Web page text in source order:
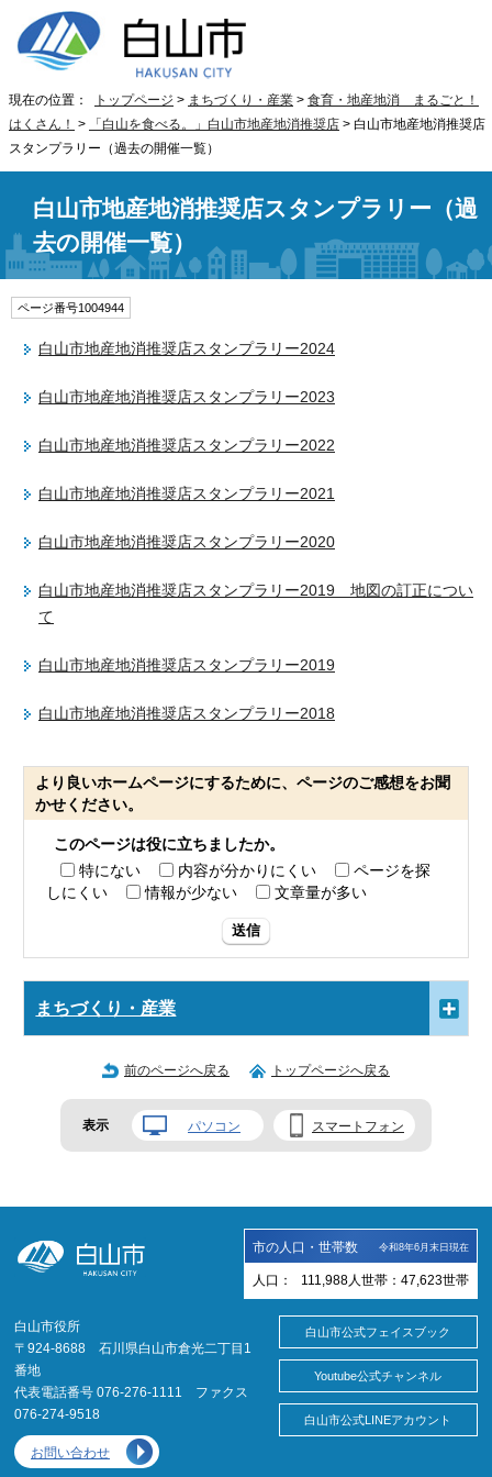
現在の位置： トップページ > まちづくり・産業 > 食育・地産地消 まるごと！
はくさん！ > 「白山を食べる。」白山市地産地消推奨店 > 白山市地産地消推奨店
スタンプラリー（過去の開催一覧）
白山市地産地消推奨店スタンプラリー（過
去の開催一覧）
ページ番号1004944
白山市地産地消推奨店スタンプラリー2024
白山市地産地消推奨店スタンプラリー2023
白山市地産地消推奨店スタンプラリー2022
白山市地産地消推奨店スタンプラリー2021
白山市地産地消推奨店スタンプラリー2020
白山市地産地消推奨店スタンプラリー2019 地図の訂正につい
て
白山市地産地消推奨店スタンプラリー2019
白山市地産地消推奨店スタンプラリー2018
より良いホームページにするために、ページのご感想をお聞
かせください。
このページは役に立ちましたか。
特にない
内容が分かりにくい
ページを探
しにくい
情報が少ない 文章量が多い
送信
まちづくり・産業
前のページへ戻る トップページへ戻る
表示 パソコン スマートフォン
市の人口・世帯数 令和8年6月末日現在
人口： 111,988 人 世帯： 47,623世帯
白山市役所
〒924-8688 石川県白山市倉光二丁目1
番地
代表電話番号 076-276-1111 ファクス
076-274-9518
お問い合わせ
白山市公式フェイスブック
Youtube公式チャンネル
白山市公式LINEアカウント